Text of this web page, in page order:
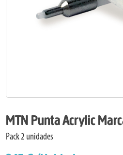
MTN Punta Acrylic
Pack 2 unidades